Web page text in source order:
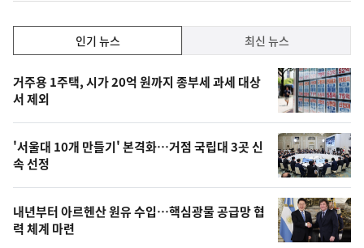
락
기,
최
신,
오
늘
의
영
상
인기 뉴스 최신 뉴스
기
뉴
스
거주용 1주택, 시가 20억 원까지 종부세 과세 대상
서 제외
'서울대 10개 만들기' 본격화…거점 국립대 3곳 신
속 선정
내년부터 아르헨산 원유 수입…핵심광물 공급망 협
력 체계 마련